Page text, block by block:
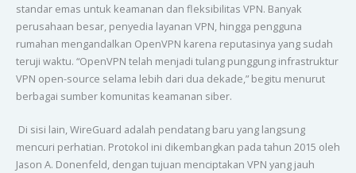
standar emas untuk keamanan dan fleksibilitas VPN. Banyak
perusahaan besar, penyedia layanan VPN, hingga pengguna
rumahan mengandalkan OpenVPN karena reputasinya yang sudah
teruji waktu. “OpenVPN telah menjadi tulang punggung infrastruktur
VPN open-source selama lebih dari dua dekade,” begitu menurut
berbagai sumber komunitas keamanan siber.
Di sisi lain, WireGuard adalah pendatang baru yang langsung
mencuri perhatian. Protokol ini dikembangkan pada tahun 2015 oleh
Jason A. Donenfeld, dengan tujuan menciptakan VPN yang jauh